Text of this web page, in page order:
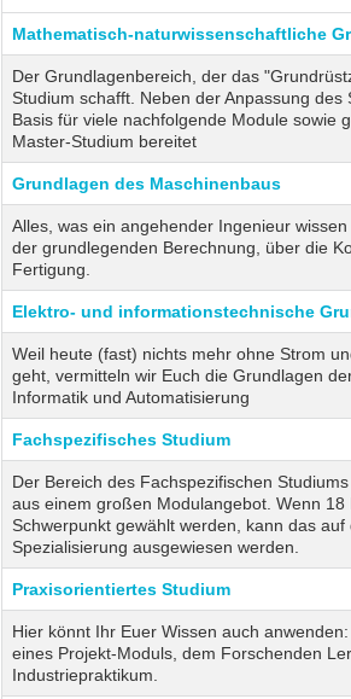
Mathematisch-naturwissenschaftliche
Der Grundlagenbereich, der das
Studium schafft. Neben der Anpassung des
Basis für viele nachfolgende Module sowie
Master-Studium bereitet
Grundlagen des Maschinenbaus
Alles, was ein angehender Ingenieur
der grundlegenden Berechnung, über die
Fertigung.
Elektro- und informationstechnische
Weil heute (fast) nichts mehr ohne Strom
geht, vermitteln wir Euch die Grundlagen
Informatik und Automatisierung
Fachspezifisches Studium
Der Bereich des Fachspezifischen
aus einem großen Modulangebot. Wenn 18
Schwerpunkt gewählt werden, kann das
Spezialisierung ausgewiesen werden.
Praxisorientiertes Studium
Hier könnt Ihr Euer Wissen auch
eines Projekt-Moduls, dem Forschenden
Industriepraktikum.